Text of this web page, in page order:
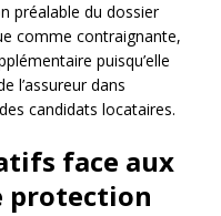
préalable du dossier
comme contraignante,
puisqu’elle
l’assureur dans
candidats locataires.
face aux
protection